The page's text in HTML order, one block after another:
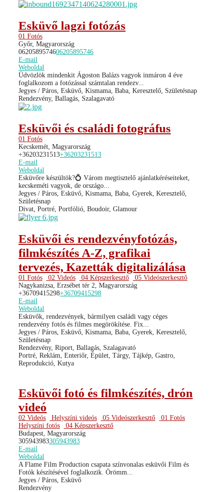
Esküvő lagzi fotózás
01 Fotós
Győr, Magyarország
0620589574606205895746
E-mail
Weboldal
Üdvözlök mindenkit Ágoston Balázs vagyok inmáron 4 éve
foglalkozom a fotózással számtalan rendezv...
Jegyes / Páros, Esküvő, Kismama, Baba, Keresztelő, Születésnap
Rendezvény, Ballagás, Szalagavató
Esküvői és családi fotográfus
01 Fotós
Kecskemét, Magyarország
+36203231513+36203231513
E-mail
Weboldal
Esküvőre készültök?💍 Várom megtisztelő ajánlatkéréseiteket,
kecskeméti vagyok, de országo...
Jegyes / Páros, Esküvő, Kismama, Baba, Gyerek, Keresztelő,
Születésnap
Divat, Portré, Portfólió, Boudoir, Glamour
Esküvői és rendezvényfotózás,
filmkészítés A-Z, grafikai
tervezés, Kazetták digitalizálása
01 Fotós 02 Videós 04 Képszerkesztő
05 Videószerkesztő
Nagykanizsa, Erzsébet tér 2, Magyarország
+36709415298+36709415298
E-mail
Weboldal
Esküvők, rendezvények, bármilyen családi vagy céges
rendezvény fotós és filmes megörökítése. Fix...
Jegyes / Páros, Esküvő, Kismama, Baba, Gyerek, Keresztelő,
Születésnap
Rendezvény, Riport, Ballagás, Szalagavató
Portré, Reklám, Enteriőr, Épület, Tárgy, Tájkép, Gastro,
Reprodukció, Kutya
Esküvői fotó és filmkészítés, drón
videó
02 Videós Helyszíni videós 05 Videószerkesztő
01 Fotós
Helyszíni fotós
04 Képszerkesztő
Budapest, Magyarország
305943983305943983
E-mail
Weboldal
A Flame Film Production csapata színvonalas esküvői Film és
Fotók készítésével foglalkozik. Örömm...
Jegyes / Páros, Esküvő
Rendezvény